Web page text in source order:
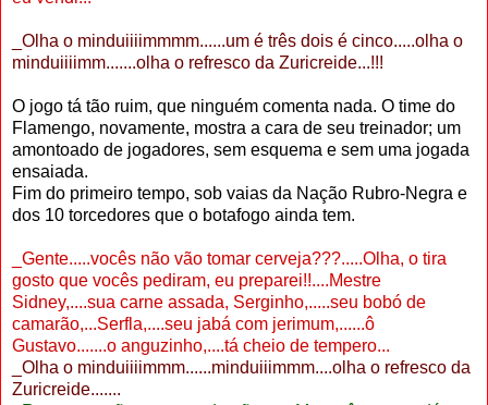
_Olha o minduiiiimmmm......um é três dois é cinco.....olha o
minduiiiimm.......olha o refresco da Zuricreide...!!!
O jogo tá tão ruim, que ninguém comenta nada. O time do
Flamengo, novamente, mostra a cara de seu treinador; um
amontoado de jogadores, sem esquema e sem uma jogada
ensaiada.
Fim do primeiro tempo, sob vaias da Nação Rubro-Negra e
dos 10 torcedores que o botafogo ainda tem.
_Gente.....vocês não vão tomar cerveja???.....Olha, o tira
gosto que vocês pediram, eu preparei!!....Mestre
Sidney,....sua carne assada, Serginho,.....seu bobó de
camarão,...Serfla,....seu jabá com jerimum,......ô
Gustavo.......o anguzinho,....tá cheio de tempero...
_Olha o minduiiiimmm......minduiiimmm....olha o refresco da
Zuricreide.......